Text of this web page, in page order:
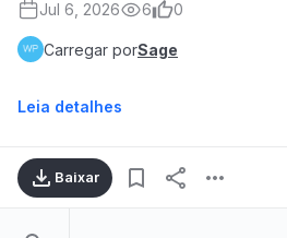
Jul 6, 2026 6 0
Carregar porSage
Leia detalhes
Baixar